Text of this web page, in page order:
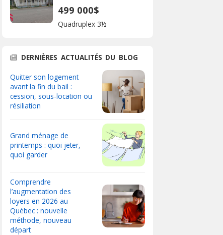
499 000$
Quadruplex 3½
DERNIÈRES ACTUALITÉS DU BLOG
Quitter son logement
avant la fin du bail :
cession, sous-location ou
résiliation
Grand ménage de
printemps : quoi jeter,
quoi garder
Comprendre
l’augmentation des
loyers en 2026 au
Québec : nouvelle
méthode, nouveau
départ